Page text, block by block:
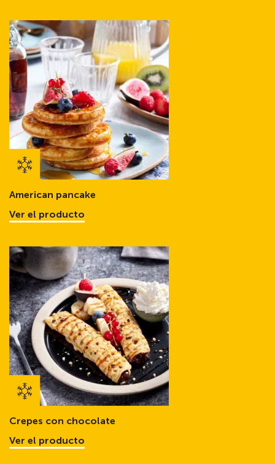
American pancake
Ver el producto
Crepes con chocolate
Ver el producto